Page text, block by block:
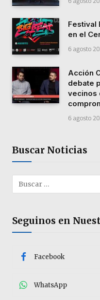
Festival
en el
6 agosto
Acción
debate
vecinos
6 agosto
Buscar Noticias
Seguinos en
Facebook
WhatsApp